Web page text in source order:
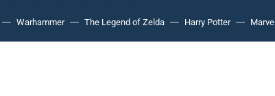
Warhammer The Legend of Zelda Harry Potter Marvel